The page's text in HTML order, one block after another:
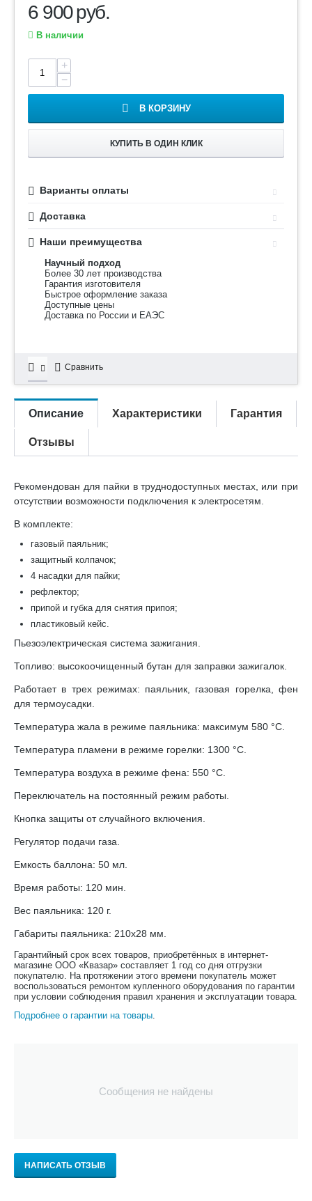
6 900руб.
В наличии
+
−
В КОРЗИНУ
КУПИТЬ В ОДИН КЛИК
Варианты оплаты
Доставка
Наши преимущества
Научный подход
Более 30 лет производства
Гарантия изготовителя
Быстрое оформление заказа
Доступные цены
Доставка по России и ЕАЭС
Сравнить
Описание Характеристики Гарантия
Отзывы
Рекомендован для пайки в труднодоступных местах, или при
отсутствии возможности подключения к электросетям.
В комплекте:
газовый паяльник;
защитный колпачок;
4 насадки для пайки;
рефлектор;
припой и губка для снятия припоя;
пластиковый кейс.
Пьезоэлектрическая система зажигания.
Топливо: высокоочищенный бутан для заправки зажигалок.
Работает в трех режимах: паяльник, газовая горелка, фен
для термоусадки.
Температура жала в режиме паяльника: максимум 580 °С.
Температура пламени в режиме горелки: 1300 °С.
Температура воздуха в режиме фена: 550 °С.
Переключатель на постоянный режим работы.
Кнопка защиты от случайного включения.
Регулятор подачи газа.
Емкость баллона: 50 мл.
Время работы: 120 мин.
Вес паяльника: 120 г.
Габариты паяльника: 210х28 мм.
Гарантийный срок всех товаров, приобретённых в интернет-
магазине ООО «Квазар» составляет 1 год со дня отгрузки
покупателю. На протяжении этого времени покупатель может
воспользоваться ремонтом купленного оборудования по гарантии
при условии соблюдения правил хранения и эксплуатации товара.
Подробнее о гарантии на товары
Сообщения не найдены
НАПИСАТЬ ОТЗЫВ